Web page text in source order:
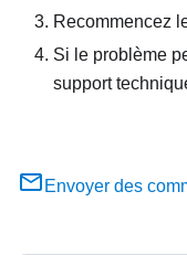
Recommencez
Si le problème
support
Envoyer des